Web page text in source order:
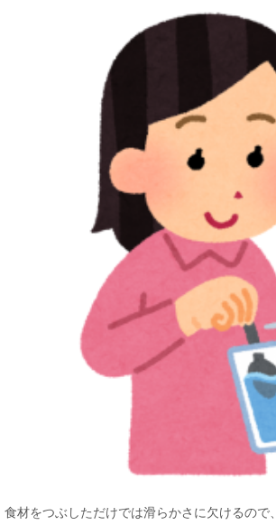
食材をつぶしただけでは滑らかさに欠けるので、